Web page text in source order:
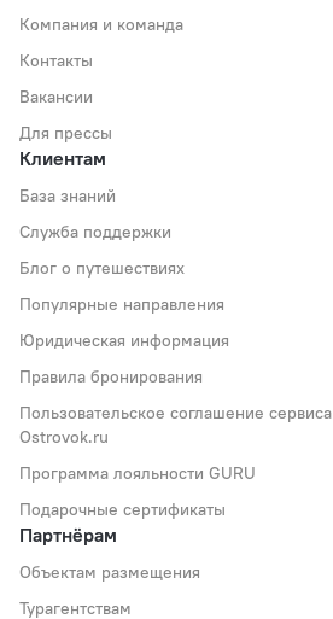
Компания и команда
Контакты
Вакансии
Для прессы
Клиентам
База знаний
Служба поддержки
Блог о путешествиях
Популярные направления
Юридическая информация
Правила бронирования
Пользовательское соглашение сервиса
Ostrovok.ru
Программа лояльности GURU
Подарочные сертификаты
Партнёрам
Объектам размещения
Турагентствам